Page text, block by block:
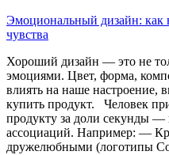
Эмоциональный дизайн: как
чувства
Хороший дизайн — это не
эмоциями. Цвет, форма,
влиять на наше настроение,
купить продукт. Человек
продукту за доли секунды —
ассоциаций. Например: —
дружелюбными (логотипы